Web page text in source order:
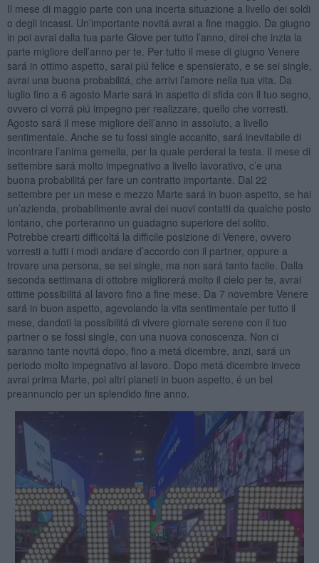
Il mese di maggio parte con una incerta situazione a livello dei soldi
o degli incassi. Un’importante novitá avrai a fine maggio. Da giugno
in poi avrai dalla tua parte Giove per tutto l’anno, direi che inzia la
parte migliore dell’anno per te. Per tutto il mese di giugno Venere
sará in ottimo aspetto, sarai piú felice e spensierato, e se sei single,
avrai una buona probabilitá, che arrivi l’amore nella tua vita. Da
luglio fino a 6 agosto Marte sará in aspetto di sfida con il tuo segno,
ovvero ci vorrá piú impegno per realizzare, quello che vorresti.
Agosto sará il mese migliore dell’anno in assoluto, a livello
sentimentale. Anche se tu fossi single accanito, sará inevitabile di
incontrare l’anima gemella, per la quale perderai la testa. Il mese di
settembre sará molto impegnativo a livello lavorativo, c’e una
buona probabilitá per fare un contratto importante. Dal 22
settembre per un mese e mezzo Marte sará in buon aspetto, se hai
un’azienda, probabilmente avrai dei nuovi contatti da qualche posto
lontano, che porteranno un guadagno superiore del solito.
Potrebbe crearti difficoltá la difficile posizione di Venere, ovvero
vorresti a tutti i modi andare d’accordo con il partner, oppure a
trovare una persona, se sei single, ma non sará tanto facile. Dalla
seconda settimana di ottobre migliorerá molto il cielo per te, avrai
ottime possibilitá al lavoro fino a fine mese. Da 7 novembre Venere
sará in buon aspetto, agevolando la vita sentimentale per tutto il
mese, dandoti la possibilitá di vivere giornate serene con il tuo
partner o se fossi single, con una nuova conoscenza. Non ci
saranno tante novitá dopo, fino a metá dicembre, anzi, sará un
periodo molto impegnativo al lavoro. Dopo metá dicembre invece
avrai prima Marte, poi altri pianeti in buon aspetto, é un bel
preannuncio per un splendido fine anno.